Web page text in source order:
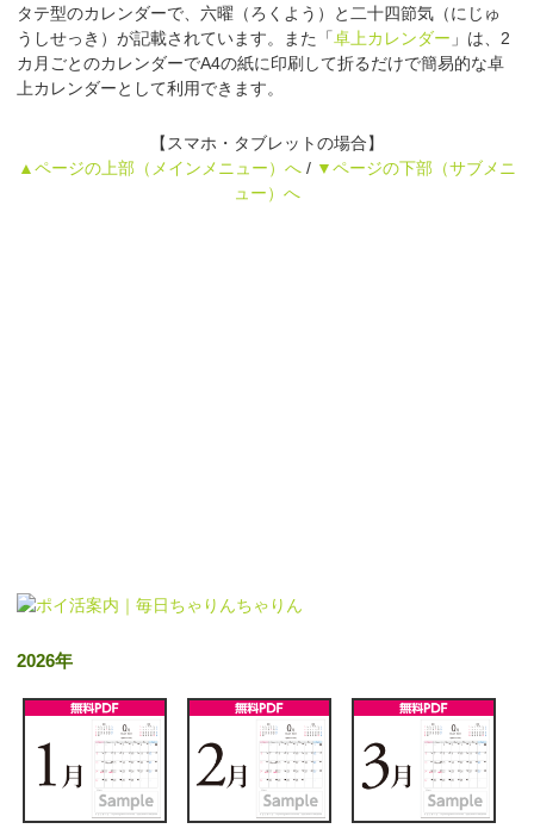
タテ型のカレンダーで、六曜（ろくよう）と二十四節気（にじゅ
うしせっき）が記載されています。また「卓上カレンダー 」は、2
カ月ごとのカレンダーでA4の紙に印刷して折るだけで簡易的な卓
上カレンダーとして利用できます。
【スマホ・タブレットの場合】
▲ページの上部（メインメニュー）へ / ▼ページの下部（サブメニ
ュー）へ
2026年